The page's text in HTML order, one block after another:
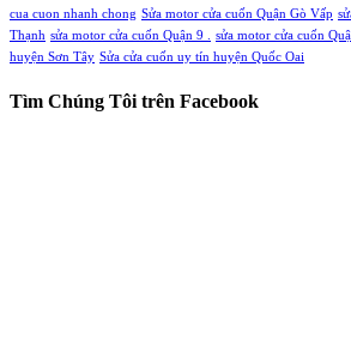
cua cuon nhanh chong Sửa motor cửa cuốn Quận Gò Vấp
Thạnh sửa motor cửa cuốn Quận 9 . sửa motor cửa cuốn
huyện Sơn Tây Sửa cửa cuốn uy tín huyện Quốc Oai
Tìm Chúng Tôi trên Facebook